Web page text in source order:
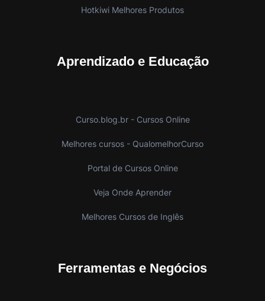
Hotkiwi Melhores Produtos
Aprendizado e Educação
Curso.blog.br - Cursos Online
Melhores cursos - QualomelhorCurso
Portal de Cursos Online
Veja Onde Aprender
Melhores Cursos de Inglês
Ferramentas e Negócios